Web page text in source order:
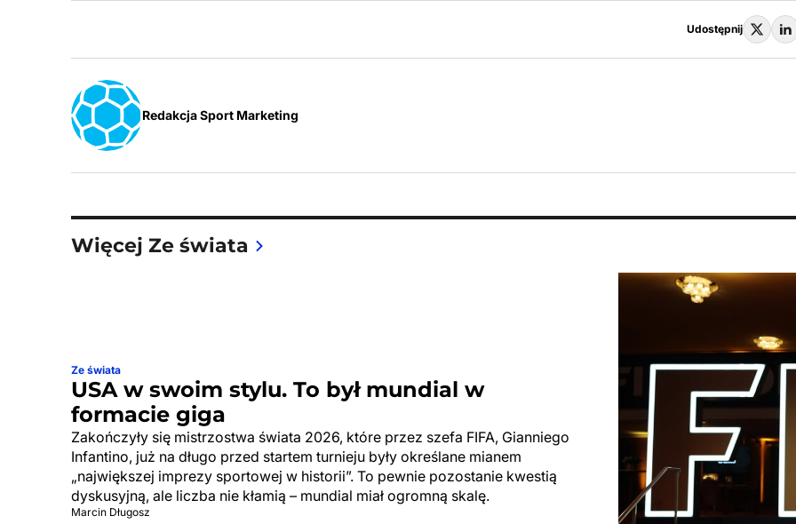
Udostępnij
Redakcja Sport Marketing
Więcej Ze świata
Ze świata
USA w swoim stylu. To był mundial w
formacie giga
Zakończyły się mistrzostwa świata 2026, które przez szefa FIFA, Gianniego
Infantino, już na długo przed startem turnieju były określane mianem
„największej imprezy sportowej w historii”. To pewnie pozostanie kwestią
dyskusyjną, ale liczba nie kłamią – mundial miał ogromną skalę.
Marcin Długosz